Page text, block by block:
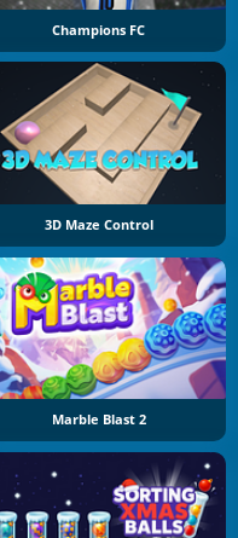
Champions FC
3D Maze Control
Marble Blast 2